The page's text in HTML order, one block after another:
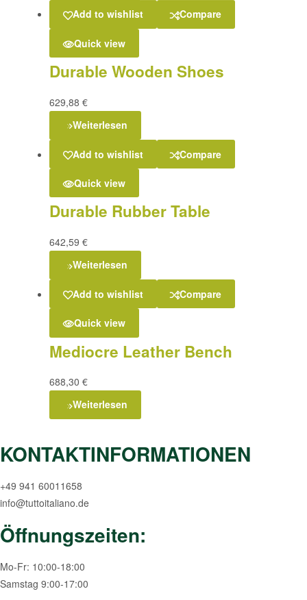
Add to wishlist Compare
Quick view
Durable Wooden Shoes
629,88 €
Weiterlesen
Add to wishlist Compare
Quick view
Durable Rubber Table
642,59 €
Weiterlesen
Add to wishlist Compare
Quick view
Mediocre Leather Bench
688,30 €
Weiterlesen
KONTAKTINFORMATIONEN
+49 941 60011658
info@tuttoitaliano.de
Öffnungszeiten:
Mo-Fr: 10:00-18:00
Samstag 9:00-17:00